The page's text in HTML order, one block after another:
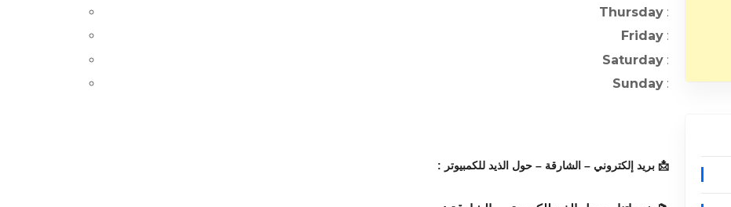
Thursday :
Friday :
Saturday :
Sunday :
📩 بريد إلكتروني – الشارقة – حول الذيد للكمبيوتر :